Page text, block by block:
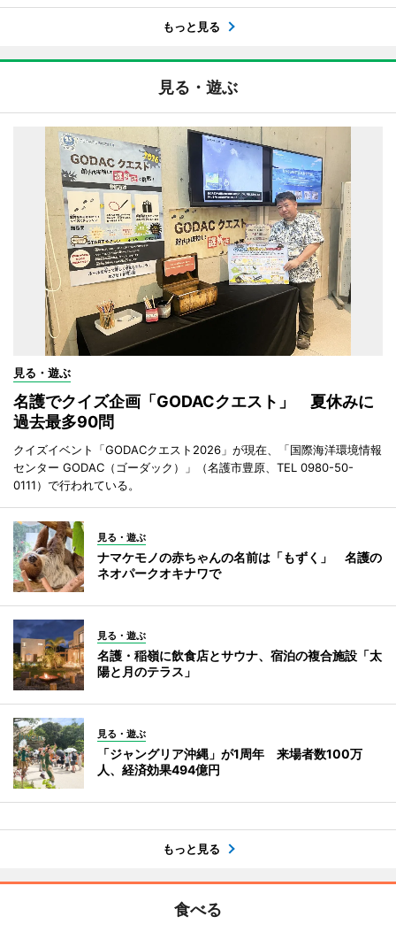
もっと見る
見る・遊ぶ
見る・遊ぶ
名護でクイズ企画「GODACクエスト」 夏休みに
過去最多90問
クイズイベント「GODACクエスト2026」が現在、「国際海洋環境情報
センター GODAC（ゴーダック）」（名護市豊原、TEL 0980-50-
0111）で行われている。
見る・遊ぶ
ナマケモノの赤ちゃんの名前は「もずく」 名護の
ネオパークオキナワで
見る・遊ぶ
名護・稲嶺に飲食店とサウナ、宿泊の複合施設「太
陽と月のテラス」
見る・遊ぶ
「ジャングリア沖縄」が1周年 来場者数100万
人、経済効果494億円
もっと見る
食べる